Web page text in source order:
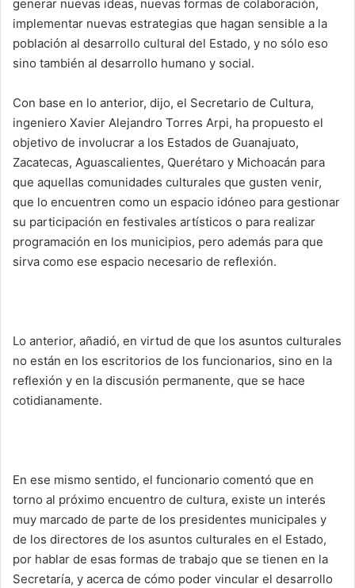
generar nuevas ideas, nuevas formas de colaboración,
implementar nuevas estrategias que hagan sensible a la
población al desarrollo cultural del Estado, y no sólo eso
sino también al desarrollo humano y social.
Con base en lo anterior, dijo, el Secretario de Cultura,
ingeniero Xavier Alejandro Torres Arpi, ha propuesto el
objetivo de involucrar a los Estados de Guanajuato,
Zacatecas, Aguascalientes, Querétaro y Michoacán para
que aquellas comunidades culturales que gusten venir,
que lo encuentren como un espacio idóneo para gestionar
su participación en festivales artísticos o para realizar
programación en los municipios, pero además para que
sirva como ese espacio necesario de reflexión.
Lo anterior, añadió, en virtud de que los asuntos culturales
no están en los escritorios de los funcionarios, sino en la
reflexión y en la discusión permanente, que se hace
cotidianamente.
En ese mismo sentido, el funcionario comentó que en
torno al próximo encuentro de cultura, existe un interés
muy marcado de parte de los presidentes municipales y
de los directores de los asuntos culturales en el Estado,
por hablar de esas formas de trabajo que se tienen en la
Secretaría, y acerca de cómo poder vincular el desarrollo